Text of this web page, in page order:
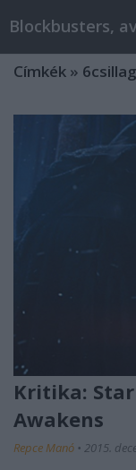
Blockbusters,
Címkék » 6csillag
Kritika: Star
Awakens
Repce Manó • 2015.